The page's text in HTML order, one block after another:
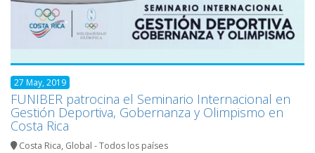
27 May, 2019
FUNIBER patrocina el Seminario Internacional en
Gestión Deportiva, Gobernanza y Olimpismo en
Costa Rica
Costa Rica, Global - Todos los países